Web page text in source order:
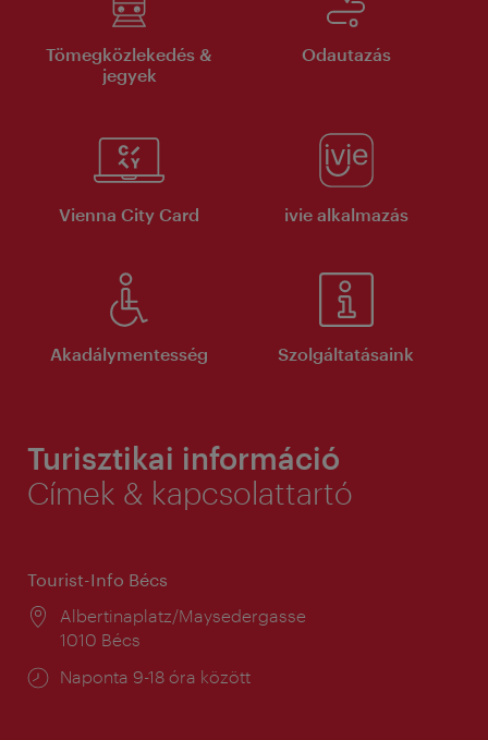
Tömegközlekedés &
jegyek
Odautazás
Vienna City Card ivie alkalmazás
Akadálymentesség Szolgáltatásaink
Turisztikai információ
Címek & kapcsolattartó
Tourist-Info Bécs
Helyszín:
Albertinaplatz/Maysedergasse
1010 Bécs
Nyitva
Naponta 9-18 óra között